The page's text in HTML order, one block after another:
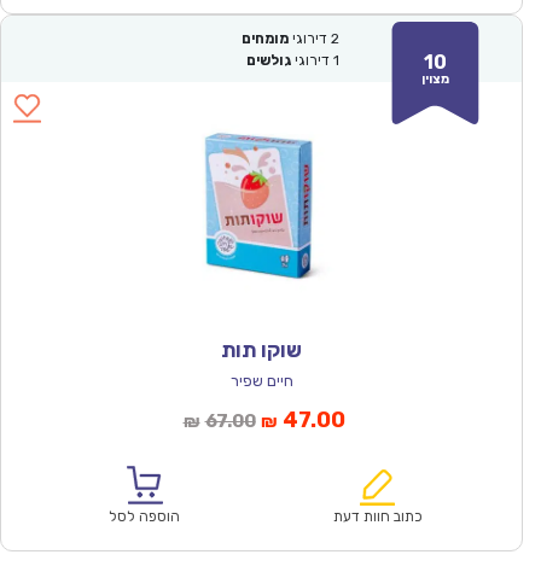
10
מצוין
2 דירוגי מומחים
1 דירוגי גולשים
שוקו תות
חיים שפיר
₪ 67.00המחיר
₪67.00.
₪ 47.00המחיר
הוא:
כתוב חוות דעת הוספה לסל